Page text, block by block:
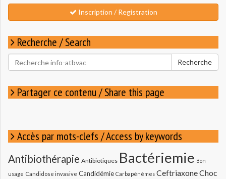
Inscription / Registration
Recherche / Search
Rechercher
pour
Recherche
Partager ce contenu / Share this page
Accès par mots-clefs / Access by keywords
Antibiothérapie Antibiotiques Bactériemie Bon
usage Candidose invasive Candidémie Carbapénèmes CeftriaxoneChoc